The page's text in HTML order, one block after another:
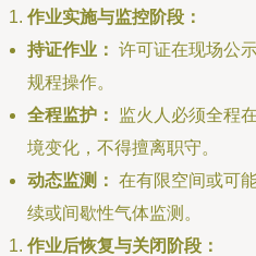
作业实施与监控阶段：
持证作业： 许可证在现场公
规程操作。
全程监护：
监火人必须全程
境变化，不得擅离职守。
动态监测： 在有限空间或可
续或间歇性气体监测。
作业后恢复与关闭阶段：